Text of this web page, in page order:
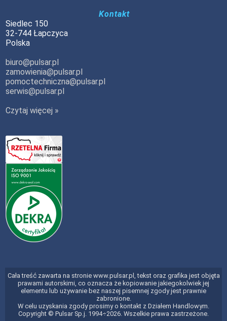
Kontakt
Siedlec 150
32-744 Łapczyca
Polska
biuro@pulsar.pl
zamowienia@pulsar.pl
pomoctechniczna@pulsar.pl
serwis@pulsar.pl
Czytaj więcej »
Cała treść zawarta na stronie www.pulsar.pl, tekst oraz grafika jest objęta
prawami autorskimi, co oznacza że kopiowanie jakiegokolwiek jej
elementu lub używanie bez naszej pisemnej zgody jest prawnie
zabronione.
W celu uzyskania zgody prosimy o kontakt z Działem Handlowym.
Copyright © Pulsar Sp.j. 1994÷2026. Wszelkie prawa zastrzeżone.